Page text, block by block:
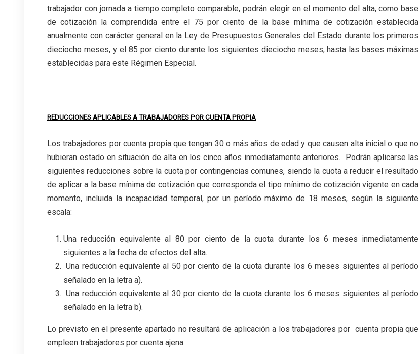
trabajador con jornada a tiempo completo comparable, podrán elegir en el momento del alta, como base
de cotización la comprendida entre el 75 por ciento de la base mínima de cotización establecida
anualmente con carácter general en la Ley de Presupuestos Generales del Estado durante los primeros
dieciocho meses, y el 85 por ciento durante los siguientes dieciocho meses, hasta las bases máximas
establecidas para este Régimen Especial.
REDUCCIONES APLICABLES A TRABAJADORES POR CUENTA PROPIA
Los trabajadores por cuenta propia que tengan 30 o más años de edad y que causen alta inicial o que no
hubieran estado en situación de alta en los cinco años inmediatamente anteriores. Podrán aplicarse las
siguientes reducciones sobre la cuota por contingencias comunes, siendo la cuota a reducir el resultado
de aplicar a la base mínima de cotización que corresponda el tipo mínimo de cotización vigente en cada
momento, incluida la incapacidad temporal, por un período máximo de 18 meses, según la siguiente
escala:
Una reducción equivalente al 80 por ciento de la cuota durante los 6 meses inmediatamente
siguientes a la fecha de efectos del alta.
Una reducción equivalente al 50 por ciento de la cuota durante los 6 meses siguientes al período
señalado en la letra a).
Una reducción equivalente al 30 por ciento de la cuota durante los 6 meses siguientes al período
señalado en la letra b).
Lo previsto en el presente apartado no resultará de aplicación a los trabajadores por cuenta propia que
empleen trabajadores por cuenta ajena.